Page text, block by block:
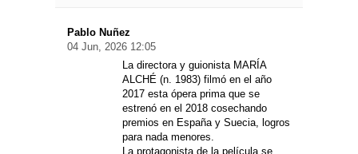
Pablo Nuñez
04 Jun, 2026 12:05
La directora y guionista MARÍA
ALCHÉ (n. 1983) filmó en el año
2017 esta ópera prima que se
estrenó en el 2018 cosechando
premios en España y Suecia, logros
para nada menores.
La protagonista de la película se